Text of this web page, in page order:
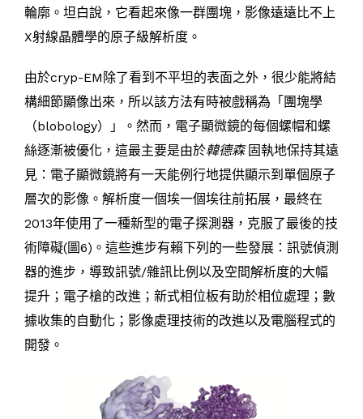
輪廓。坦白說，它看起來像一群團塊，影像遠遠比不上
X射線晶體學的原子級解析度。
由於cryp-EM除了看到不平坦的表面之外，很少能將結
構細節顯像出來，所以該方法有時被戲稱為「團塊學
（blobology）」。然而，電子顯微鏡的每個螺帽和螺
絲逐漸被優化，這最主要是由於韓德森 固執地保持其遠
見：電子顯微鏡將有一天能例行地提供顯示到單個原子
層次的影像。解析度一個埃一個埃往前拓展，最終在
2013年使用了一種新型的電子探測器，克服了最後的技
術障礙(圖6)。這些進步有賴下列的一些發展：訊號偵測
器的進步，導致訊號/雜訊比例以及空間解析度的大幅
提升；電子槍的改進；新式相位板有助於相位處理；數
據收集的自動化；影像處理技術的改進以及電腦程式的
開發。